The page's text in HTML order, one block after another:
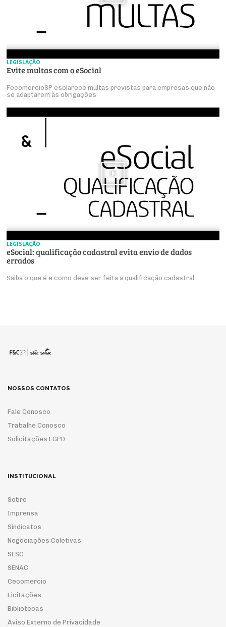
LEGISLAÇÃO
Evite multas com o eSocial
FecomercioSP esclarece multas previstas para empresas que não
se adaptarem às obrigações
LEGISLAÇÃO
eSocial: qualificação cadastral evita envio de dados
errados
Saiba o que é e como deve ser feita a qualificação cadastral
NOSSOS CONTATOS
Fale Conosco
Trabalhe Conosco
Solicitações LGPD
INSTITUCIONAL
Sobre
Imprensa
Sindicatos
Negociações Coletivas
SESC
SENAC
Cecomercio
Licitações
Bibliotecas
Aviso Externo de Privacidade